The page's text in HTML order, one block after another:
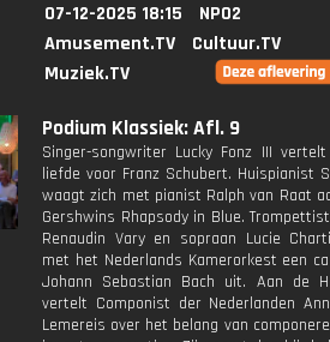
07-12-2025 18:15
NPO2
Amusement.TV
Cultuur.TV
Muziek.TV
Podium Klassiek: Afl. 9
Singer-songwriter Lucky Fonz III
liefde voor Franz Schubert. Huispianist
waagt zich met pianist Ralph van Raat
Gershwins Rhapsody in Blue.
Renaudin Vary en sopraan Lucie
met het Nederlands Kamerorkest een
Johann Sebastian Bach uit. Aan de
vertelt Componist der Nederlanden
Lemereis over het belang van